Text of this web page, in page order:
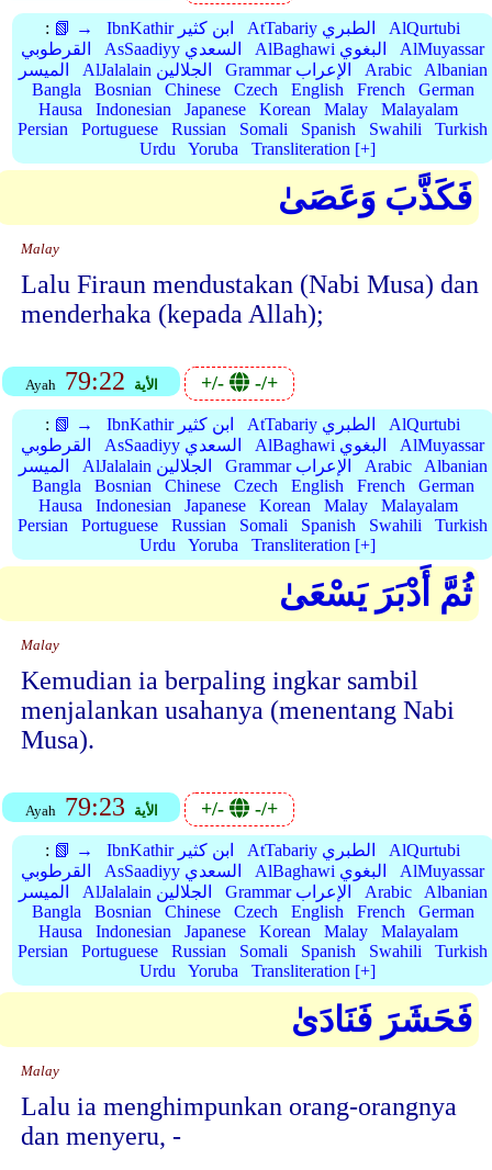
: 📗 → IbnKathir ابن كثير AtTabariy الطبري
AlQurtubi
القرطوبي
AsSaadiyy السعدي AlBaghawi البغوي
AlMuyassar
الميسر
AlJalalain الجلالين Grammar الإعراب Arabic
Albanian
Bangla
Bosnian Chinese Czech English French
German
Hausa
Indonesian Japanese Korean Malay
Malayalam
Persian
Portuguese Russian Somali Spanish Swahili
Turkish
Urdu
Yoruba Transliteration [+]
فَكَذَّبَ وَعَصَىٰ
Malay
Lalu Firaun mendustakan (Nabi Musa) dan
menderhaka (kepada Allah);
Ayah 79:22 الأية +/- -/+
: 📗 → IbnKathir ابن كثير AtTabariy الطبري
AlQurtubi
القرطوبي
AsSaadiyy السعدي AlBaghawi البغوي
AlMuyassar
الميسر
AlJalalain الجلالين Grammar الإعراب Arabic
Albanian
Bangla
Bosnian Chinese Czech English French
German
Hausa
Indonesian Japanese Korean Malay
Malayalam
Persian
Portuguese Russian Somali Spanish Swahili
Turkish
Urdu
Yoruba Transliteration [+]
ثُمَّ أَدْبَرَ يَسْعَىٰ
Malay
Kemudian ia berpaling ingkar sambil
menjalankan usahanya (menentang Nabi
Musa).
Ayah 79:23 الأية +/- -/+
: 📗 → IbnKathir ابن كثير AtTabariy الطبري
AlQurtubi
القرطوبي
AsSaadiyy السعدي AlBaghawi البغوي
AlMuyassar
الميسر
AlJalalain الجلالين Grammar الإعراب Arabic
Albanian
Bangla
Bosnian Chinese Czech English French
German
Hausa
Indonesian Japanese Korean Malay
Malayalam
Persian
Portuguese Russian Somali Spanish Swahili
Turkish
Urdu
Yoruba Transliteration [+]
فَحَشَرَ فَنَادَىٰ
Malay
Lalu ia menghimpunkan orang-orangnya
dan menyeru, -